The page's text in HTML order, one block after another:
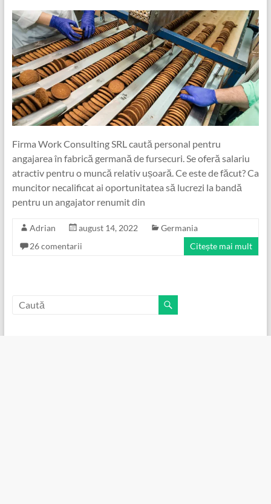
Firma Work Consulting SRL caută personal pentru
angajarea în fabrică germană de fursecuri. Se oferă salariu
atractiv pentru o muncă relativ ușoară. Ce este de făcut? Ca
muncitor necalificat ai oportunitatea să lucrezi la bandă
pentru un angajator renumit din
Adrian august 14, 2022
Germania
26 comentarii
Citește mai mult